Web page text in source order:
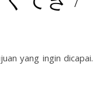
yang ingin dicapai.